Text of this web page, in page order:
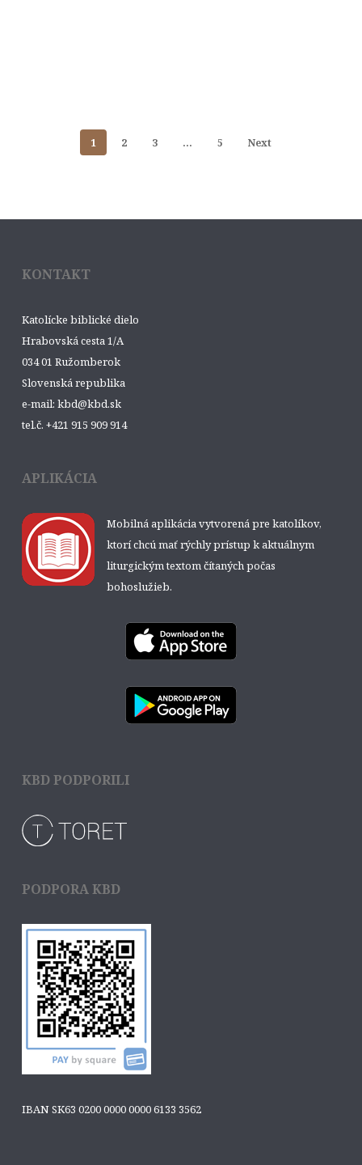
1 2 3 … 5 Next
KONTAKT
Katolícke biblické dielo
Hrabovská cesta 1/A
034 01 Ružomberok
Slovenská republika
e-mail: kbd@kbd.sk
tel.č. +421 915 909 914
APLIKÁCIA
Mobilná aplikácia vytvorená pre katolíkov,
ktorí chcú mať rýchly prístup k aktuálnym
liturgickým textom čítaných počas
bohoslužieb.
KBD PODPORILI
PODPORA KBD
IBAN SK63 0200 0000 0000 6133 3562